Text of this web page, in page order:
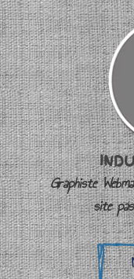
Graphiste
site